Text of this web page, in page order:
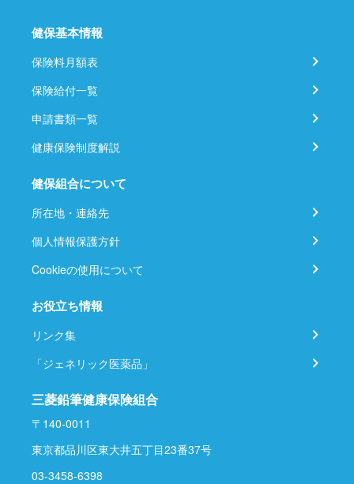
健保基本情報
保険料月額表
保険給付一覧
申請書類一覧
健康保険制度解説
健保組合について
所在地・連絡先
個人情報保護方針
Cookieの使用について
お役立ち情報
リンク集
「ジェネリック医薬品」
三菱鉛筆健康保険組合
〒140-0011
東京都品川区東大井五丁目23番37号
03-3458-6398